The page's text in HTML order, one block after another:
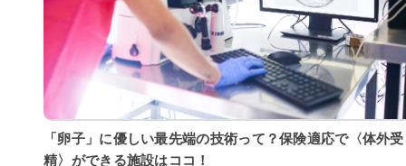
「卵子」に優しい最先端の技術って？保険適応で〈体外受
精〉ができる施設はココ！